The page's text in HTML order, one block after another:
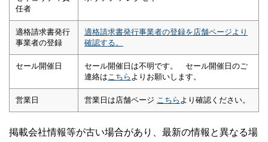
任者
適格請求書発行
事業者の登録
適格請求書発行事業者の登録を店舗ページより
確認する。
セール開催日
セール開催日は不明です。 セール開催日のご
連絡は こちら よりお願いします。
営業日 営業日は店舗ページ こちら より確認ください。
掲載会社情報等が古い場合があり、最新の情報と異なる場